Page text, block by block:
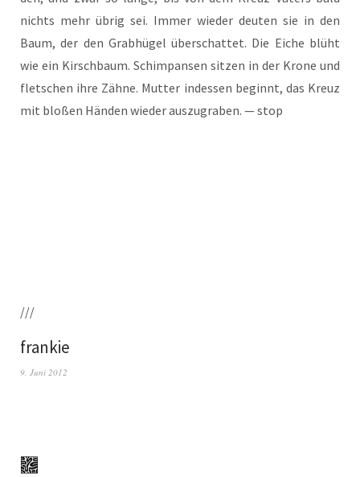
nichts mehr übrig sei. Immer wie­der deu­ten sie in den
Baum, der den Grab­hü­gel über­schat­tet. Die Eiche blüht
wie ein Kirsch­baum. Schim­pan­sen sit­zen in der Kro­ne und
flet­schen ihre Zäh­ne. Mut­ter indes­sen beginnt, das Kreuz
mit blo­ßen Hän­den wie­der aus­zu­gra­ben. — stop
///
frankie
9. Juni 2012